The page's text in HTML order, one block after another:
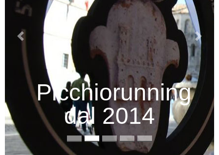
Picchiorunning
dal 2014
Previous Next